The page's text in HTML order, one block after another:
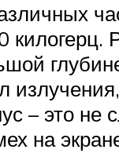
– это
на